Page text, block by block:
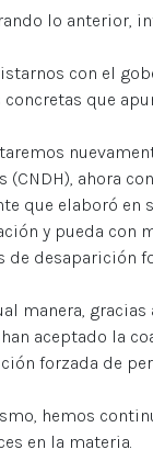
lo anterior,
con el
concretas que
(CNDH), ahora
que elaboró en
y pueda con
de desaparición
manera,
han aceptado la
forzada de
hemos
en la materia.